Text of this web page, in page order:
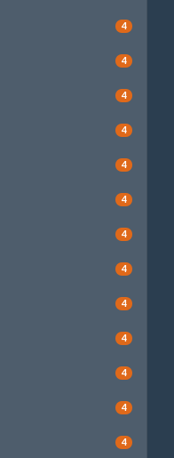
4
4
4
4
4
4
4
4
4
4
4
4
4